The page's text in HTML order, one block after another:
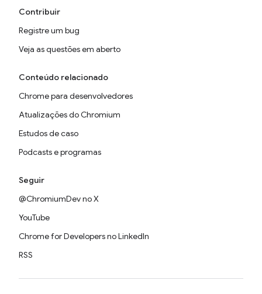
Contribuir
Registre um bug
Veja as questões em aberto
Conteúdo relacionado
Chrome para desenvolvedores
Atualizações do Chromium
Estudos de caso
Podcasts e programas
Seguir
@ChromiumDev no X
YouTube
Chrome for Developers no LinkedIn
RSS